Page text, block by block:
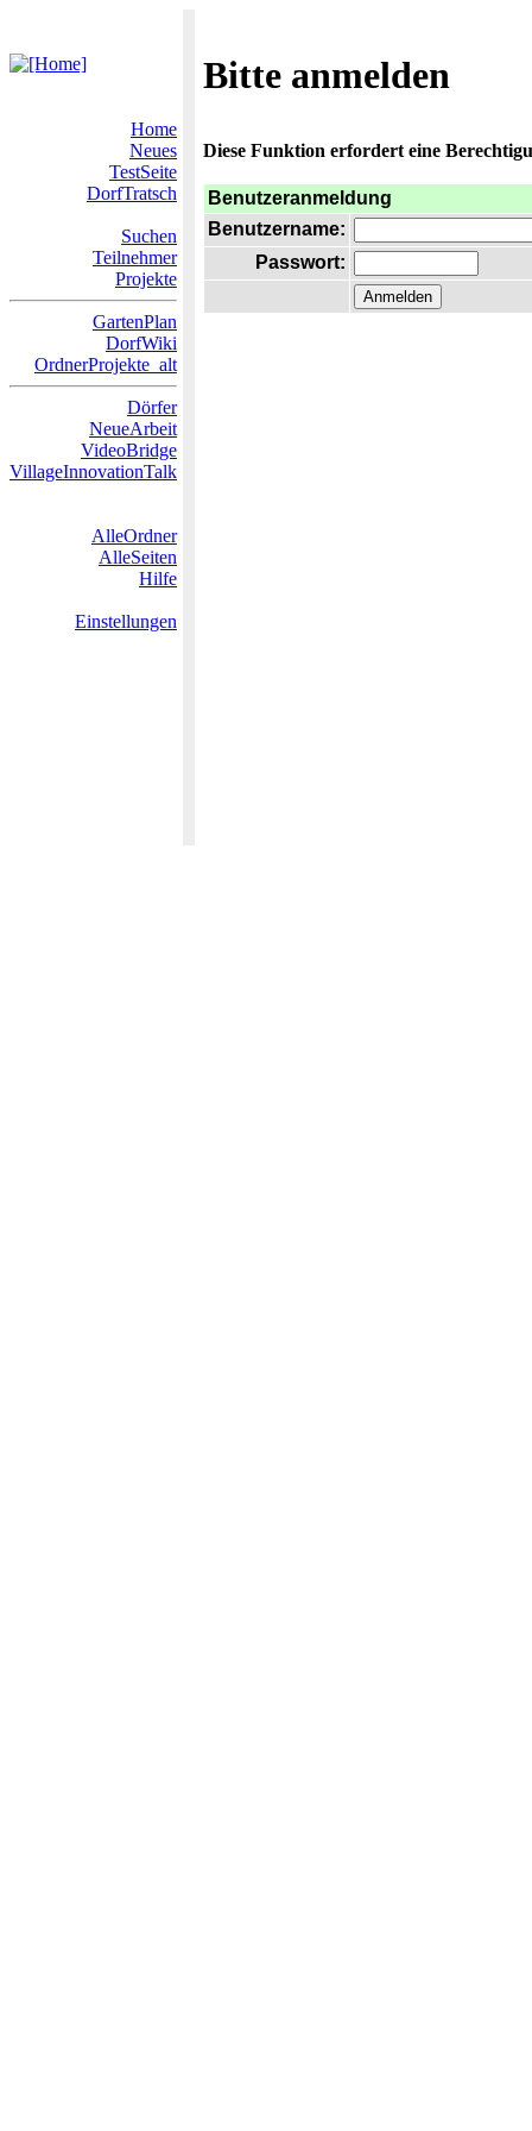
Bitte anmelden
Home
Neues
TestSeite
DorfTratsch
Suchen
Teilnehmer
Projekte
GartenPlan
DorfWiki
OrdnerProjekte_alt
Dörfer
NeueArbeit
VideoBridge
VillageInnovationTalk
AlleOrdner
AlleSeiten
Hilfe
Einstellungen
Diese Funktion erfordert eine
Benutzeranmeldung
Benutzername:
Passwort: